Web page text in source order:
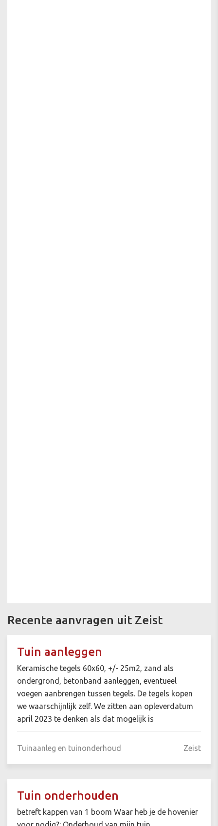
Recente aanvragen uit Zeist
Tuin aanleggen
Keramische tegels 60x60, +/- 25m2, zand als
ondergrond, betonband aanleggen, eventueel
voegen aanbrengen tussen tegels. De tegels kopen
we waarschijnlijk zelf. We zitten aan opleverdatum
april 2023 te denken als dat mogelijk is
Tuinaanleg en tuinonderhoud Zeist
Tuin onderhouden
betreft kappen van 1 boom Waar heb je de hovenier